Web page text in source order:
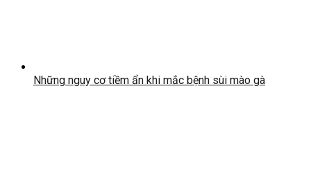
Những nguy cơ tiềm ẩn khi mắc bệnh sùi mào gà